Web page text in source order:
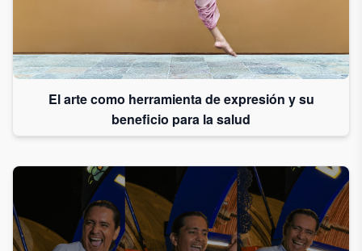
El arte como herramienta de expresión y su
beneficio para la salud